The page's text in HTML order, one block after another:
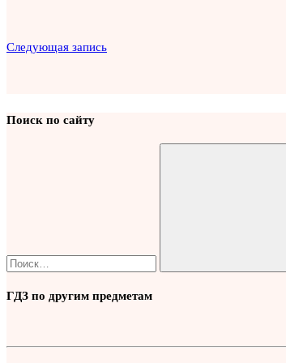
Следующая запись
Поиск по сайту
ГДЗ по другим предметам